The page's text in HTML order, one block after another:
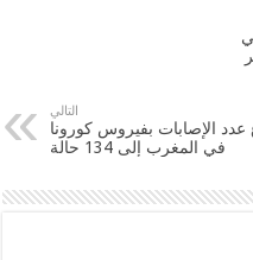
التالي
عدد الإصابات بفيروس كورونا
في المغرب إلى 134 حالة